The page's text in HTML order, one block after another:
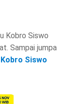
Kobro Siswo
Sampai jumpa
Siswo